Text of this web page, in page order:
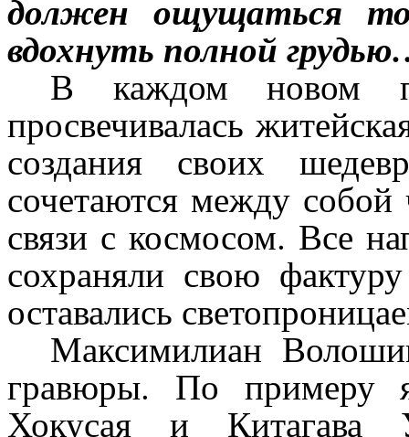
должен ощущаться
вдохнуть полной
В каждом новом
просвечивалась
создания своих
сочетаются между
связи с космосом. Все
сохраняли свою
оставались
Максимилиан
гравюры. По примеру
Хокусая и Китагава